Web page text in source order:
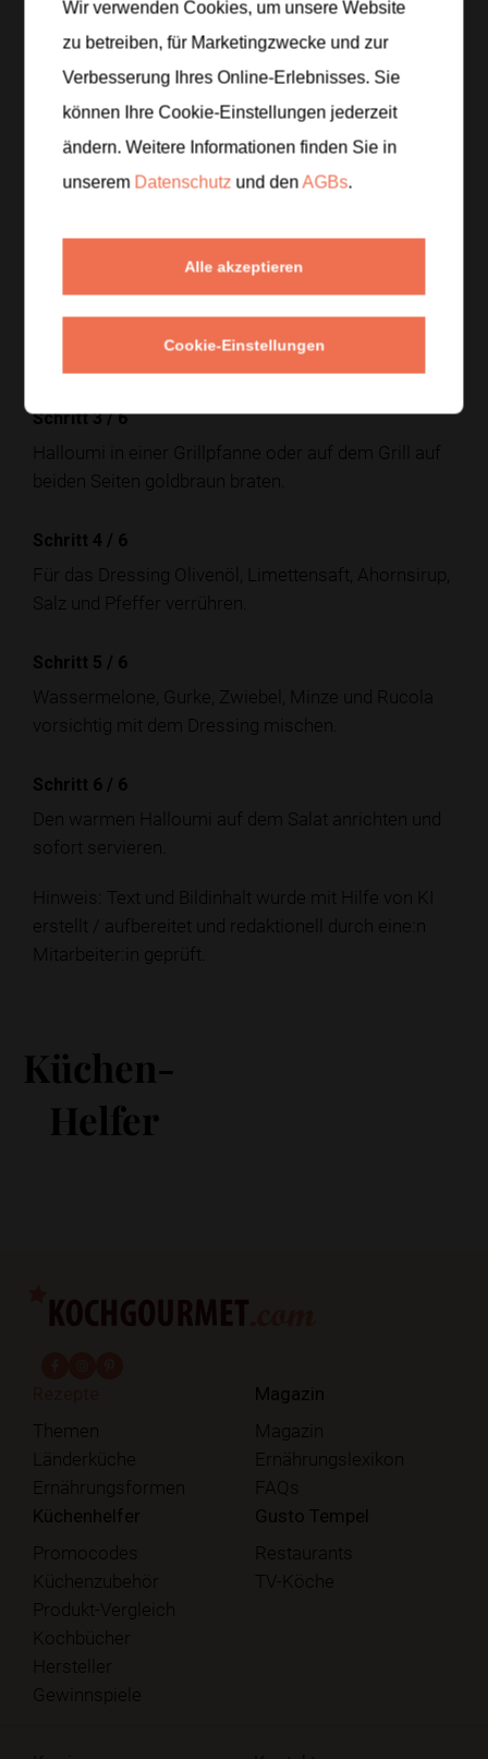
Zubereitung
Schritt 1/6
Den Halloumi in Scheiben schneiden und mit etwas
Wassermelone würfeln, Gurke in Halbmonde
Schritt 3/6
Halloumi in einer Grillpfanne oder auf dem Grill auf
beiden Seiten goldbraun braten.
Schritt 4 / 6
Für das Dressing Olivenöl, Limettensaft, Ahornsirup,
Salz und Pfeffer verrühren.
Schritt 5 / 6
Wassermelone, Gurke, Zwiebel, Minze und Rucola
vorsichtig mit dem Dressing mischen.
Schritt 6 / 6
Den warmen Halloumi auf dem Salat anrichten und
sofort servieren.
Hinweis: Text und Bildinhalt wurde mit Hilfe von KI
erstellt / aufbereitet und redaktionell durch eine:n
Mitarbeiter:in geprüft.
Küchen-
Helfer
Themen
Länderküche
Ernährungsformen
Magazin
Magazin
Ernährungslexikon
FAQs
Küchenhelfer
Promocodes
Küchenzubehör
Produkt-Vergleich
Kochbücher
Hersteller
Gewinnspiele
Gusto Tempel
Restaurants
TV-Köche
Wir verwenden Cookies, um unsere Website
zu betreiben, für Marketingzwecke und zur
Verbesserung Ihres Online-Erlebnisses. Sie
können Ihre Cookie-Einstellungen jederzeit
ändern. Weitere Informationen finden Sie in
unserem Datenschutz und denAGBs.
Alle akzeptieren
Cookie-Einstellungen